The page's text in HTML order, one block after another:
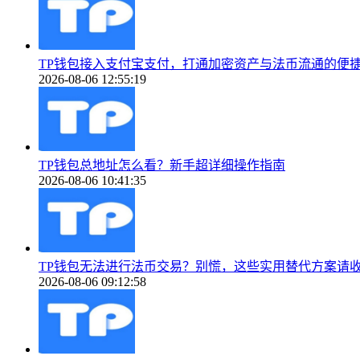
TP钱包接入支付宝支付，打通加密资产与法币流通的便
2026-08-06 12:55:19
TP钱包总地址怎么看？新手超详细操作指南
2026-08-06 10:41:35
TP钱包无法进行法币交易？别慌，这些实用替代方案请
2026-08-06 09:12:58